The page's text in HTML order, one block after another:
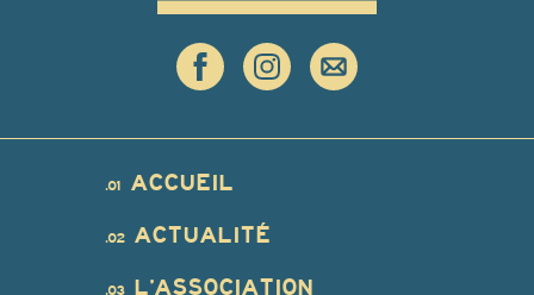
ACCUEIL
.01
ACTUALITÉ
.02
L’ASSOCIATION
.03